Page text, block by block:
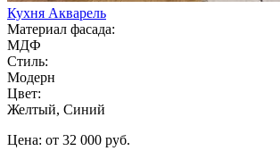
Кухня Акварель
Материал фасада:
МДФ
Стиль:
Модерн
Цвет:
Желтый, Синий
Цена: от 32 000 руб.